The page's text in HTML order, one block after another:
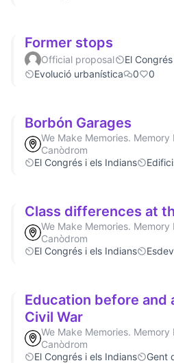
Former stops
Official proposal
El
Evolució urbanística
0 0
Borbón Garages
We Make Memories.
Canòdrom
El Congrés i els Indians
Class differences at
We Make Memories.
Canòdrom
El Congrés i els Indians
Education before and
Civil War
We Make Memories.
Canòdrom
El Congrés i els Indians
Gent